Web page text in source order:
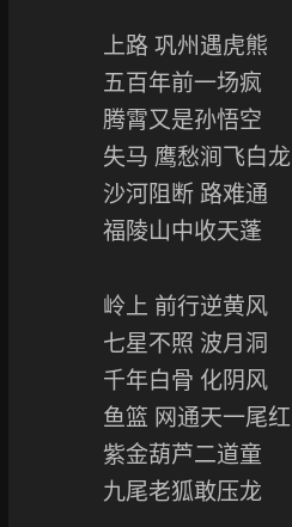
上路 巩州遇虎熊
五百年前一场疯
腾霄又是孙悟空
失马 鹰愁涧飞白龙
沙河阻断 路难通
福陵山中收天蓬
岭上 前行逆黄风
七星不照 波月洞
千年白骨 化阴风
鱼篮 网通天一尾红
紫金葫芦二道童
九尾老狐敢压龙